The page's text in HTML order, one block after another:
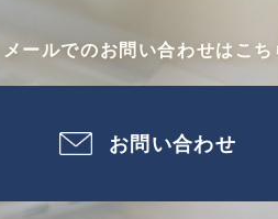
メールでのお問い合わせはこち
お問い合わせ